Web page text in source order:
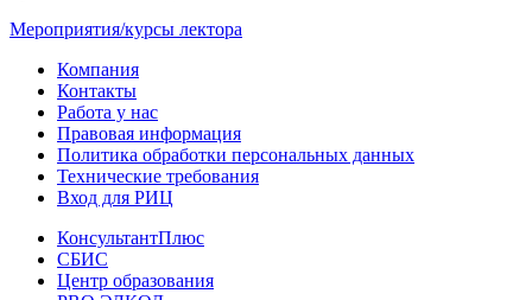
Мероприятия/курсы лектора
Компания
Контакты
Работа у нас
Правовая информация
Политика обработки персональных данных
Технические требования
Вход для РИЦ
КонсультантПлюс
СБИС
Центр образования